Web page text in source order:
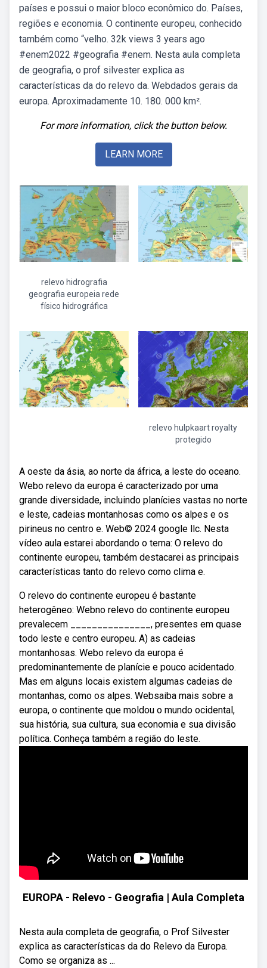
países e possui o maior bloco econômico do. Países,
regiões e economia. O continente europeu, conhecido
também como “velho. 32k views 3 years ago
#enem2022 #geografia #enem. Nesta aula completa
de geografia, o prof silvester explica as
características da do relevo da. Webdados gerais da
europa. Aproximadamente 10. 180. 000 km².
For more information, click the button below.
LEARN MORE
relevo hidrografia
geografia europeia rede
físico hidrográfica
relevo hulpkaart royalty
protegido
A oeste da ásia, ao norte da áfrica, a leste do oceano.
Webo relevo da europa é caracterizado por uma
grande diversidade, incluindo planícies vastas no norte
e leste, cadeias montanhosas como os alpes e os
pirineus no centro e. Web© 2024 google llc. Nesta
vídeo aula estarei abordando o tema: O relevo do
continente europeu, também destacarei as principais
características tanto do relevo como clima e.
O relevo do continente europeu é bastante
heterogêneo: Webno relevo do continente europeu
prevalecem _______________, presentes em quase
todo leste e centro europeu. A) as cadeias
montanhosas. Webo relevo da europa é
predominantemente de planície e pouco acidentado.
Mas em alguns locais existem algumas cadeias de
montanhas, como os alpes. Websaiba mais sobre a
europa, o continente que moldou o mundo ocidental,
sua história, sua cultura, sua economia e sua divisão
política. Conheça também a região do leste.
EUROPA - Relevo - Geografia | Aula Completa
Nesta aula completa de geografia, o Prof Silvester
explica as características da do Relevo da Europa.
Como se organiza as ...